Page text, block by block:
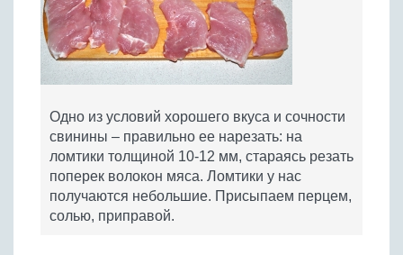
Одно из условий хорошего вкуса и сочности
свинины – правильно ее нарезать: на
ломтики толщиной 10-12 мм, стараясь резать
поперек волокон мяса. Ломтики у нас
получаются небольшие. Присыпаем перцем,
солью, приправой.